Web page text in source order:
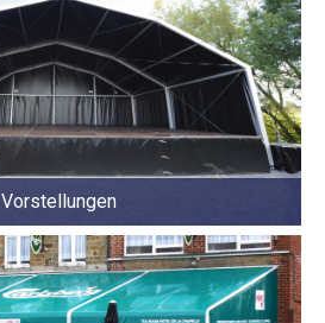
Vorstellungen